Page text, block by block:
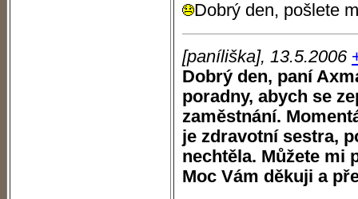
Dobrý den, pošlete
[paníliška], 13.5.2006
Dobrý den, paní
poradny, abych se
zaměstnání.
je zdravotní sestra,
nechtěla. Můžete mi
Moc Vám děkuji a